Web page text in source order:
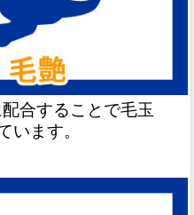
合することで毛玉
います。